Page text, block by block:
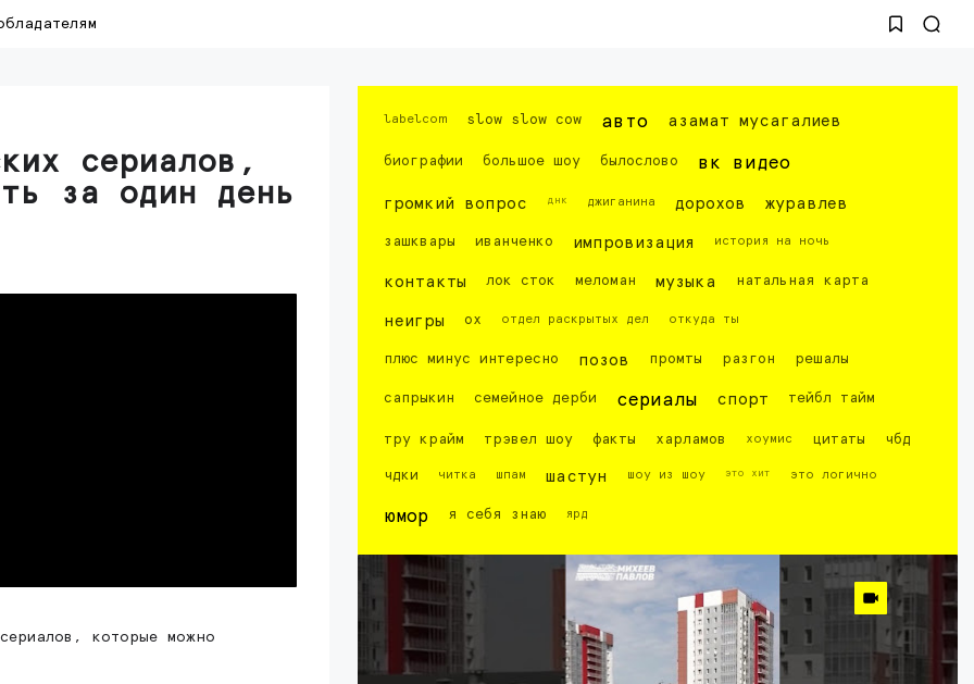
сериалов,
за один день
которые можно
labelcom slow slow cow авто азамат мусагалиев
биографии большое шоу былослово вк видео
громкий вопрос днк джиганина дорохов журавлев
зашквары иванченко импровизация история на ночь
контакты лок сток меломан музыка натальная карта
неигры ох отдел раскрытых дел откуда ты
плюс минус интересно позов промты разгон решалы
сапрыкин семейное дерби сериалы спорт тейбл тайм
тру крайм трэвел шоу факты харламов хоумис цитаты чбд
чдки читка шпам шастун шоу из шоу это хит это логично
юмор я себя знаю ярд